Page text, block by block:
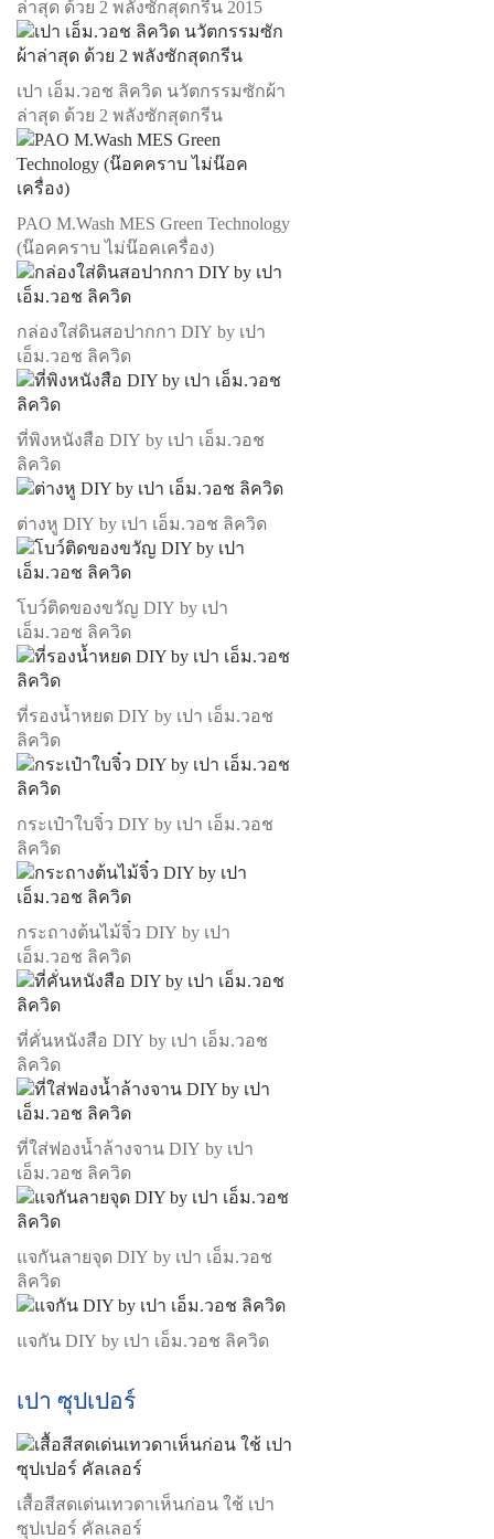
ล่าสุด ด้วย 2 พลังซักสุดกรีน 2015
เปา เอ็ม.วอช ลิควิด นวัตกรรมซักผ้า
ล่าสุด ด้วย 2 พลังซักสุดกรีน
PAO M.Wash MES Green Technology
(น๊อคคราบ ไม่น๊อคเครื่อง)
กล่องใส่ดินสอปากกา DIY by เปา
เอ็ม.วอช ลิควิด
ที่พิงหนังสือ DIY by เปา เอ็ม.วอช
ลิควิด
ต่างหู DIY by เปา เอ็ม.วอช ลิควิด
โบว์ติดของขวัญ DIY by เปา
เอ็ม.วอช ลิควิด
ที่รองน้ำหยด DIY by เปา เอ็ม.วอช
ลิควิด
กระเป๋าใบจิ๋ว DIY by เปา เอ็ม.วอช
ลิควิด
กระถางต้นไม้จิ๋ว DIY by เปา
เอ็ม.วอช ลิควิด
ที่คั่นหนังสือ DIY by เปา เอ็ม.วอช
ลิควิด
ที่ใส่ฟองน้ำล้างจาน DIY by เปา
เอ็ม.วอช ลิควิด
แจกันลายจุด DIY by เปา เอ็ม.วอช
ลิควิด
แจกัน DIY by เปา เอ็ม.วอช ลิควิด
เปา ซุปเปอร์
เสื้อสีสดเด่นเทวดาเห็นก่อน ใช้ เปา
ซุปเปอร์ คัลเลอร์